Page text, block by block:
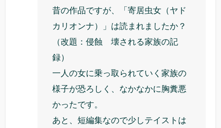
昔の作品ですが、「寄居虫女（ヤド
カリオンナ）」は読まれましたか？
（改題：侵蝕 壊される家族の記
録）
一人の女に乗っ取られていく家族の
様子が恐ろしく、なかなかに胸糞悪
かったです。
あと、短編集なので少しテイストは